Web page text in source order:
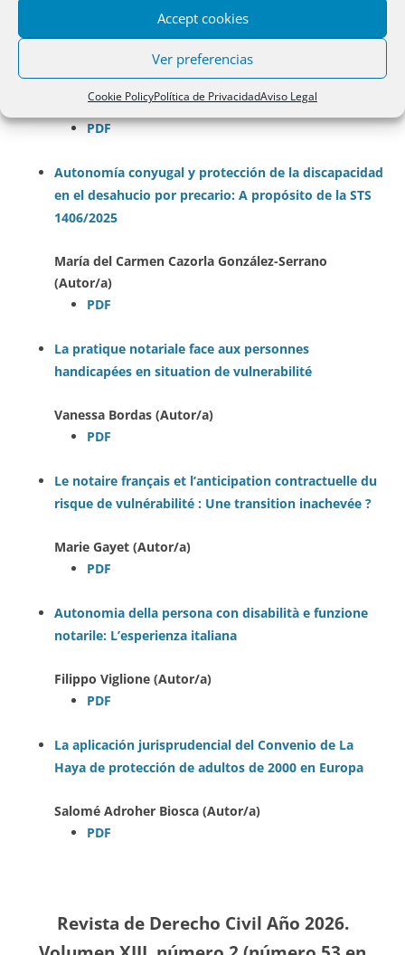
Accept cookies
Ver preferencias
Cookie PolicyPolítica de PrivacidadAviso Legal
El legitimario en situación de discapacidad como
titular del derecho de habitación tras la Ley 8/2021.
Análisis de la reforma
Belén del Pozo Sierra (Autor/a)
PDF
Autonomía conyugal y protección de la discapacidad
en el desahucio por precario: A propósito de la STS
1406/2025
María del Carmen Cazorla González-Serrano
(Autor/a)
PDF
La pratique notariale face aux personnes
handicapées en situation de vulnerabilité
Vanessa Bordas (Autor/a)
PDF
Le notaire français et l’anticipation contractuelle du
risque de vulnérabilité : Une transition inachevée ?
Marie Gayet (Autor/a)
PDF
Autonomia della persona con disabilità e funzione
notarile: L’esperienza italiana
Filippo Viglione (Autor/a)
PDF
La aplicación jurisprudencial del Convenio de La
Haya de protección de adultos de 2000 en Europa
Salomé Adroher Biosca (Autor/a)
PDF
Revista de Derecho Civil Año 2026.